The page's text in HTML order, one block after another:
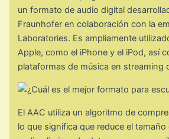
un formato de audio digital
Fraunhofer en colaboración con la
Laboratories. Es ampliamente
Apple, como el iPhone y el iPod, así
plataformas de música en streaming
El AAC utiliza un algoritmo de
lo que significa que reduce el